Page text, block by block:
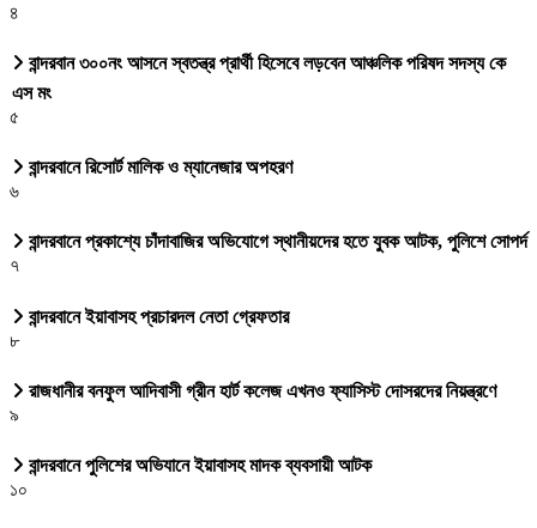
৪
বান্দরবান ৩০০নং আসনে স্বতন্ত্র প্রার্থী হিসেবে লড়বেন আঞ্চলিক পরিষদ সদস্য কে
এস মং
৫
বান্দরবানে রিসোর্ট মালিক ও ম্যানেজার অপহরণ
৬
বান্দরবানে প্রকাশ্যে চাঁদাবাজির অভিযোগে স্থানীয়দের হতে যুবক আটক, পুলিশে সোপর্দ
৭
বান্দরবানে ইয়াবাসহ প্রচারদল নেতা গ্রেফতার
৮
রাজধানীর বনফুল আদিবাসী গ্রীন হার্ট কলেজ এখনও ফ্যাসিস্ট দোসরদের নিয়ন্ত্রণে
৯
বান্দরবানে পুলিশের অভিযানে ইয়াবাসহ মাদক ব্যবসায়ী আটক
১০